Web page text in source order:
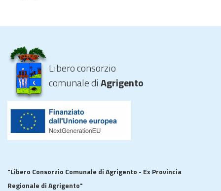
Libero consorzio
comunale diAgrigento
"Libero Consorzio Comunale di Agrigento - Ex Provincia
Regionale di Agrigento"